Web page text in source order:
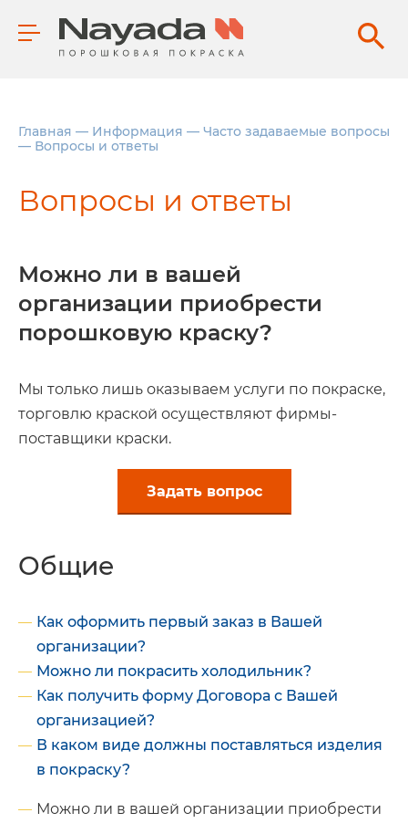
Главная — Информация — Часто задаваемые вопросы
— Вопросы и ответы
Вопросы и ответы
Можно ли в вашей
организации приобрести
порошковую краску?
Мы только лишь оказываем услуги по покраске,
торговлю краской осуществляют фирмы-
поставщики краски.
Задать вопрос
Общие
Как оформить первый заказ в Вашей
организации?
Можно ли покрасить холодильник?
Как получить форму Договора с Вашей
организацией?
В каком виде должны поставляться изделия
в покраску?
Можно ли в вашей организации приобрести